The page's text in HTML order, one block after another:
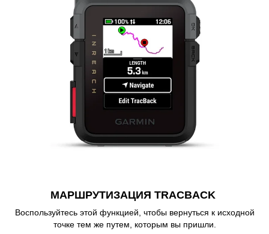
МАРШРУТИЗАЦИЯ TRACBACK
Воспользуйтесь этой функцией, чтобы вернуться к исходной
точке тем же путем, которым вы пришли.